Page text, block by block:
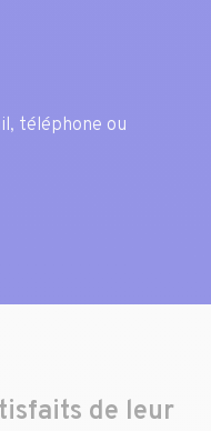
téléphone ou
de leur